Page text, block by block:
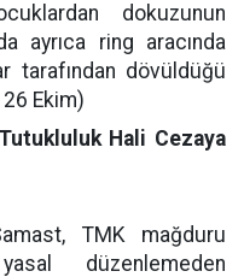
dokuzunun
ayrıca ring aracında
tarafından dövüldüğü
Ekim)
Hali Cezaya
TMK mağduru
düzenlemeden